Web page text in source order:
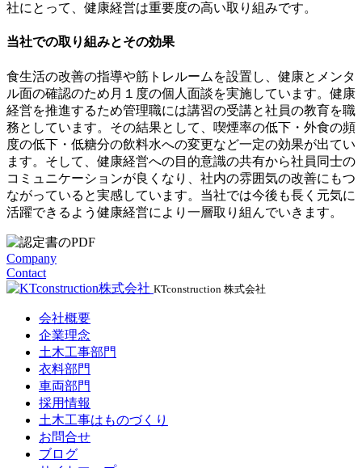
社にとって、健康経営は重要度の高い取り組みです。
当社での取り組みとその効果
食生活の改善の指導や筋トレルームを設置し、健康とメンタ
ル面の確認のため月１度の個人面談を実施しています。健康
経営を推進するため管理職には講習の受講と社員の教育を職
務としています。その結果として、喫煙率の低下・外食の頻
度の低下・低糖分の飲料水への変更など一定の効果が出てい
ます。そして、健康経営への目的意識の共有から社員同士の
コミュニケーションが良くなり、社内の雰囲気の改善にもつ
ながっていると実感しています。当社では今後も長く元気に
活躍できるよう健康経営により一層取り組んでいきます。
Company
Contact
KTconstruction 株式会社
会社概要
企業理念
土木工事部門
衣料部門
車両部門
採用情報
土木工事はものづくり
お問合せ
ブログ